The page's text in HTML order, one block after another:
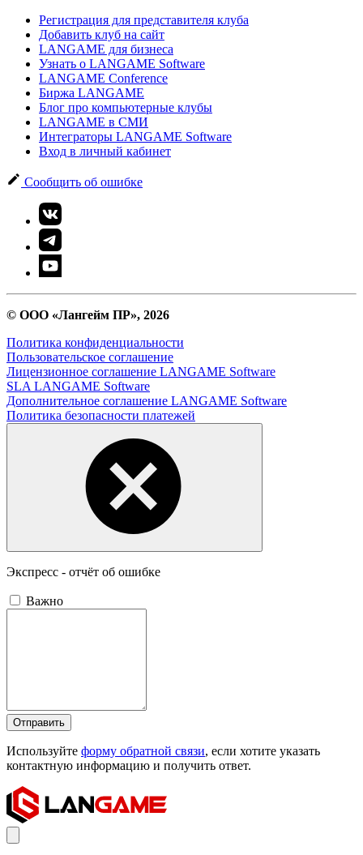
Регистрация для представителя клуба
Добавить клуб на сайт
LANGAME для бизнеса
Узнать о LANGAME Software
LANGAME Conference
Биржа LANGAME
Блог про компьютерные клубы
LANGAME в СМИ
Интеграторы LANGAME Software
Вход в личный кабинет
Сообщить об ошибке
© ООО «Лангейм ПР», 2026
Политика конфиденциальности
Пользовательское соглашение
Лицензионное соглашение LANGAME Software
SLA LANGAME Software
Дополнительное соглашение LANGAME Software
Политика безопасности платежей
Экспресс - отчёт об ошибке
Важно
Отправить
Используйте форму обратной связи, если хотите указать
контактную информацию и получить ответ.